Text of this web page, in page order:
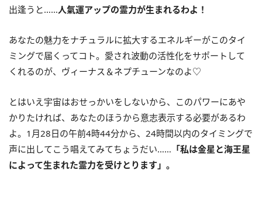
出逢うと……人氣運アップの霊力が生まれるわよ！
あなたの魅力をナチュラルに拡大するエネルギーがこのタイ
ミングで届くってコト。愛され波動の活性化をサポートして
くれるのが、ヴィーナス＆ネプチューンなのよ♡
とはいえ宇宙はおせっかいをしないから、このパワーにあや
かりたければ、あなたのほうから意志表示する必要があるわ
よ。1月28日の午前4時44分から、24時間以内のタイミングで
声に出してこう唱えてみてちょうだい…… 「私は金星と海王星
によって生まれた霊力を受けとります」。